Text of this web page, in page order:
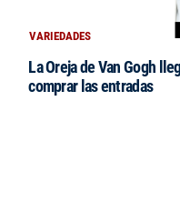
VARIEDADES
La Oreja de Van Gogh
comprar las entradas